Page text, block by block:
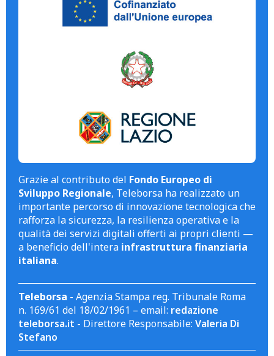
Grazie al contributo del Fondo Europeo di
Sviluppo Regionale, Teleborsa ha realizzato un
importante percorso di innovazione tecnologica che
rafforza la sicurezza, la resilienza operativa e la
qualità dei servizi digitali offerti ai propri clienti —
a beneficio dell'intera infrastruttura finanziaria
italiana.
Teleborsa - Agenzia Stampa reg. Tribunale Roma
n. 169/61 del 18/02/1961 – email: redazione
teleborsa.it - Direttore Responsabile: Valeria Di
Stefano